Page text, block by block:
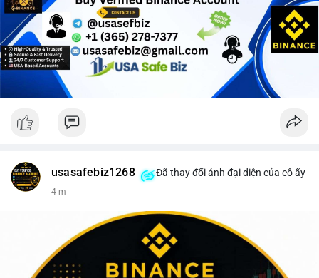
usasafebiz1268 Đã thay đổi ảnh đại diện của cô ấy
5 m